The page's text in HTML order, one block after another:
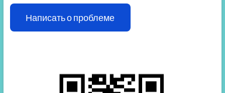
Написать о проблеме